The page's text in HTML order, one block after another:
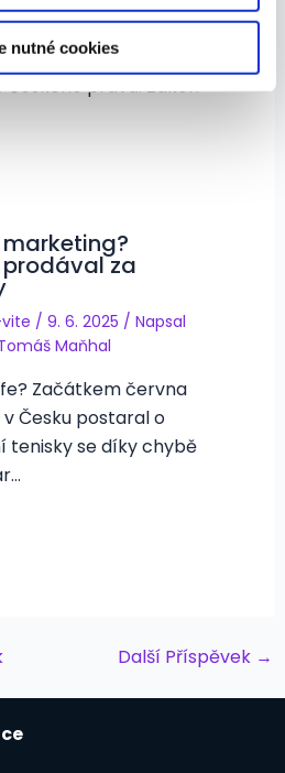
nutné cookies
11. června 2025
která přenáší
českého práva. Zákon
prodával za
/ 9. 6. 2025 / Napsal
Maňhal
Začátkem června
Česku postaral o
tenisky se díky chybě
Další Příspěvek →